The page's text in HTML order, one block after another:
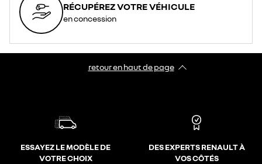
RÉCUPÉREZ VOTRE VÉHICULE
en concession
retour en haut de page​
ESSAYEZ LE MODÈLE DE
VOTRE CHOIX
DES EXPERTS RENAULT À
VOS CÔTÉS